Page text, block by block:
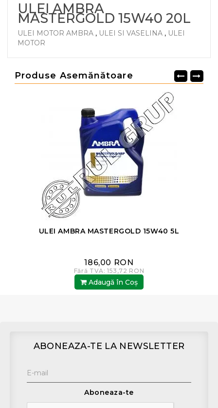
ULEI AMBRA
MASTERGOLD 15W40 20L
ULEI MOTOR AMBRA , ULEI SI VASELINA , ULEI
MOTOR
Produse Asemănătoare
ULEI AMBRA MASTERGOLD 15W40 5L
186,00 RON
Fără TVA: 153,72 RON
Adaugă în Coş
ABONEAZA-TE LA NEWSLETTER
Aboneaza-te